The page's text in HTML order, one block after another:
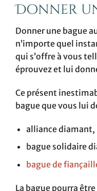
Donner
Donner une bague
n’importe quel
qui s’offre à vous
éprouvez et lui
Ce présent
bague que vous lui
alliance diamant,
bague solidaire
bague de
La bague pourra